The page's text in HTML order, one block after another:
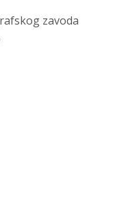
zavoda